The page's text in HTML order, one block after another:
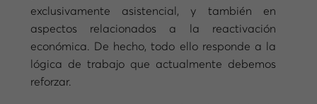
exclusivamente asistencial, y también en
aspectos relacionados a la reactivación
económica. De hecho, todo ello responde a la
lógica de trabajo que actualmente debemos
reforzar.